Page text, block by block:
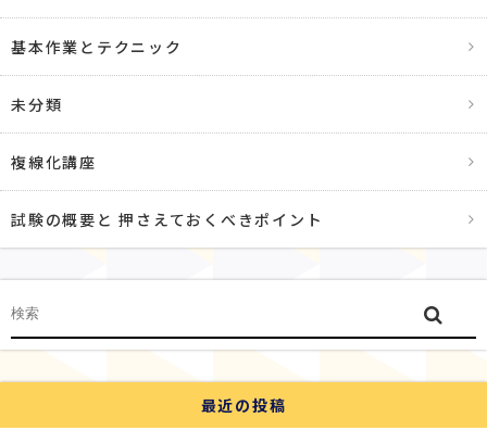
基本作業とテクニック
未分類
複線化講座
試験の概要と 押さえておくべきポイント
最近の投稿